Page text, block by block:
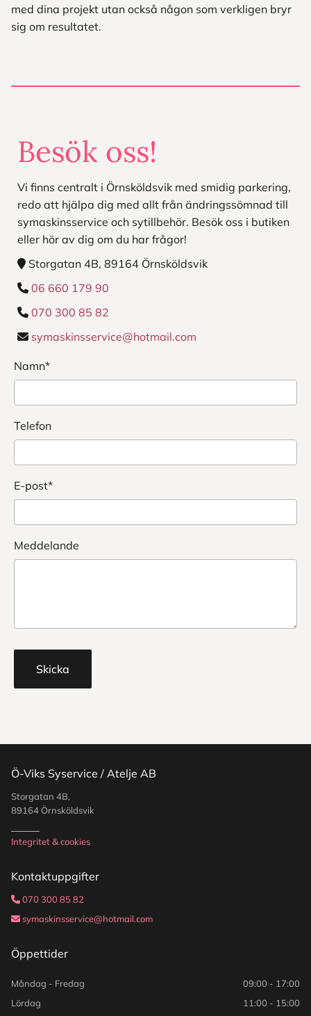
med dina projekt utan också någon som verkligen bryr
sig om resultatet.
Besök oss!
Vi finns centralt i Örnsköldsvik med smidig parkering,
redo att hjälpa dig med allt från ändringssömnad till
symaskinsservice och sytillbehör. Besök oss i butiken
eller hör av dig om du har frågor!
 Storgatan 4B, 89164 Örnsköldsvik
 06 660 179 90
 070 300 85 82
 symaskinsservice@hotmail.com
Namn*
Telefon
E-post*
Meddelande
Ö-Viks Syservice / Atelje AB
Storgatan 4B,
89164 Örnsköldsvik
Integritet & cookies
Kontaktuppgifter
 070 300 85 82
 symaskinsservice@hotmail.com
Öppettider
Måndag - Fredag
09:00 - 17:00
Lördag
11:00 - 15:00